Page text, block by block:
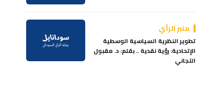
منبر الرأي
تطوير النظرية السياسية الوسطية
الإتحادية: رؤية نقدية .. بقلم: د. مقبول
التجاني